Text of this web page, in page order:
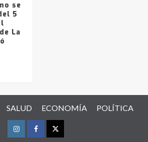
se
5
La
SALUD ECONOMÍA POLÍTICA
InstagramFacebookTwitter